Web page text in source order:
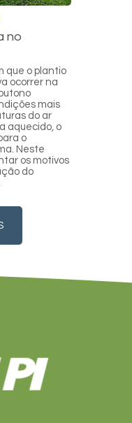
no
que o plantio
ocorrer na
mais
do ar
aquecido, o
o
Neste
os motivos
do